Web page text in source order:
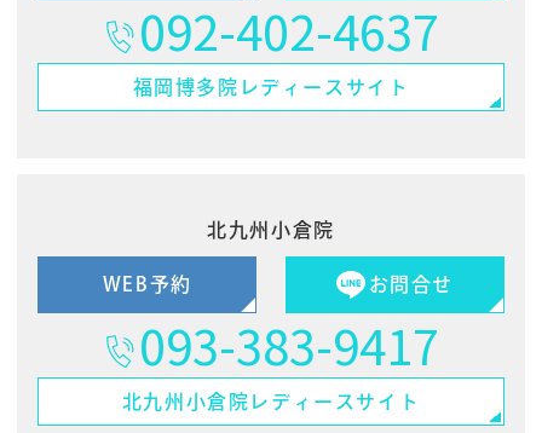
092-402-4637
福岡博多院 レディースサイト
北九州小倉院
WEB予約 お問合せ
093-383-9417
北九州小倉院 レディースサイト